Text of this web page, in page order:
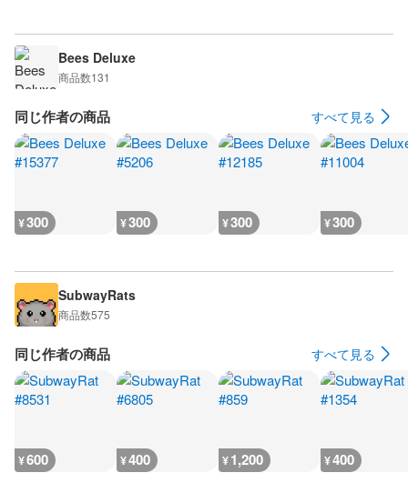
Bees Deluxe
商品数131
同じ作者の商品 すべて見る
¥300 ¥300 ¥300 ¥300
SubwayRats
商品数575
同じ作者の商品 すべて見る
¥600 ¥400 ¥1,200 ¥400